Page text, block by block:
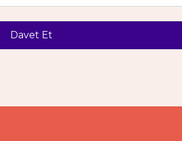
Davet Et